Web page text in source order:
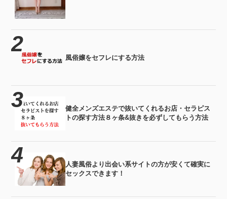
風俗嬢をセフレにする方法
健全メンズエステで抜いてくれるお店・セラピス
トの探す方法８ヶ条&抜きを必ずしてもらう方法
人妻風俗より出会い系サイトの方が安くて確実に
セックスできます！